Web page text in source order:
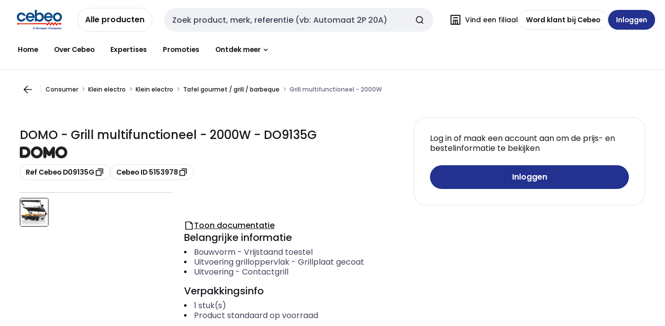
naar
navigatie
naar
inhoud
Alle producten Zoekveld invoer Vind een filiaal Word klant bij Cebeo Inloggen
Home Over Cebeo Expertises Promoties Ontdek meer
Consumer Klein electro Klein electro Tafel gourmet / grill / barbeque Grill multifunctioneel - 2000W
DOMO - Grill multifunctioneel - 2000W - DO9135G
Kopiëren
Ref Cebeo D09135G Kopiëren
Cebeo ID 5153978
Log in of maak een account aan om de prijs- en
bestelinformatie te bekijken
Inloggen
Toon documentatie
Belangrijke informatie
Bouwvorm- Vrijstaand toestel
Uitvoering grilloppervlak- Grillplaat gecoat
Uitvoering- Contactgrill
Verpakkingsinfo
1 stuk(s)
Product standaard op voorraad